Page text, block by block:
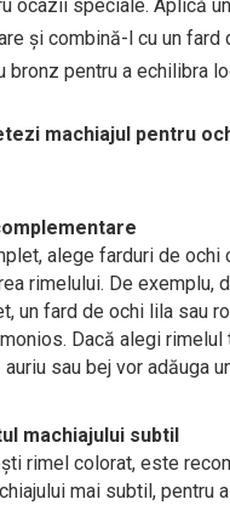
ocazii speciale. Aplică
și combină-l cu un fard
bronz pentru a echilibra
machiajul pentru
alege farduri de ochi
rimelului. De exemplu,
un fard de ochi lila sau
Dacă alegi rimelul
sau bej vor adăuga
machiajului subtil
rimel colorat, este
mai subtil, pentru